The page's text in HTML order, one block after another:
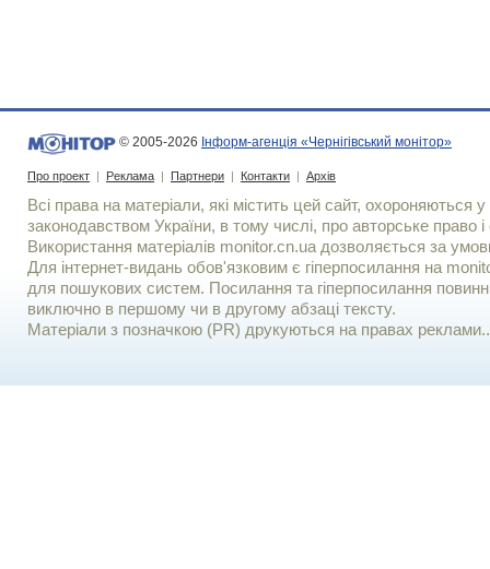
© 2005-2026 Інформ-агенція «Чернігівський монітор»
Про проект | Реклама | Партнери | Контакти | Архів
Всі права на матеріали, які містить цей сайт, охороняються у
законодавством України, в тому числі, про авторське право і
Використання матерiалiв monitor.cn.ua дозволяється за
Для iнтернет-видань обов'язковим є гiперпосилання на
для пошукових систем. Посилання та гіперпосилання
виключно в першому чи в другому абзаці тексту.
Матеріали з позначкою (PR) друкуються на правах реклами..